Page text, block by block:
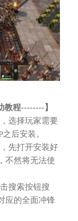
教程-------- 】
选择玩家需要
后安装。
先打开安装好
不然将无法使
搜索按钮搜
应的全面冲锋